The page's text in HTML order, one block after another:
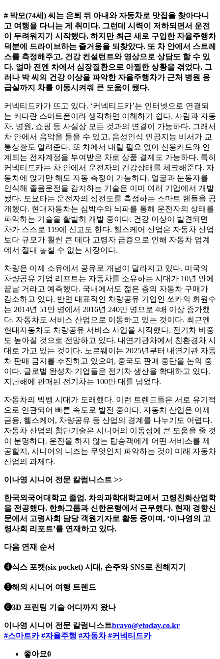
# 박모(74세) 씨는 은퇴 뒤 아내와 자동차로 맛집을 찾아다니
고 여행을 다니는 게 취미다. 그런데 시력이 저하되면서 운전
이 두려워지기 시작했다. 하지만 최근 새로 구입한 자율주행차
덕분에 드라이브하는 즐거움을 되찾았다. 또 차 안에서 스트레
스를 측정해주고, 건강 컨설턴트와 영상으로 상담도 할 수 있
다. 얼마 전엔 차에서 심장질환으로 아찔한 상황을 겪었다. 그
러나 박 씨의 건강 이상을 파악한 자율주행차가 근처 병원 응
급실까지 차를 이동시켜줘 큰 도움이 됐다.
커넥티드카가 뜨고 있다. ‘커넥티드카’는 인터넷으로 연결되
는 커다란 스마트폰이라 생각하면 이해하기 쉽다. 사람과 자동
차, 병원, 쇼핑 등 사실상 모든 것과의 연결이 가능하다. 그래서
차 안에서 음악을 들을 수 있고, 음성인식 인공지능 비서가 교
통상황도 알려준다. 또 차에서 내릴 필요 없이 신용카드와 연
계되는 전자계정을 부여받은 차로 상품 결제도 가능하다. 특히
커넥티드카는 차 안에서 운전자의 건강상태를 체크해준다. 자
동차에 앉기만 해도 자동 측정이 가능하다. 얼굴과 눈동자를
인식해 졸음운전을 감지하는 기술은 이미 여러 기업에서 개발
됐다. 도요타는 운전자의 심전도를 측정하는 스마트 핸들을 공
개했다. 현대자동차는 심박수와 뇌파를 통해 운전자의 상태를
파악하는 기술을 활발히 개발 중이다. 건강 이상이 발견되면
차가 스스로 119에 신고도 한다. 헬스케어 산업은 자동차 산업
보다 규모가 훨씬 큰 데다 고령자 급증으로 인해 자동차 업계
에서 절대 놓칠 수 없는 시장이다.
차량은 이제 소유에서 공유로 개념이 달라지고 있다. 미국의
차량공유 기업 리프트는 자동차를 소유하는 시대가 10년 안에
끝날 거라고 예측했다. 국내에서도 젊은 층의 자동차 구매가
감소하고 있다. 반면 대표적인 차량공유 기업인 쏘카의 회원수
는 2014년 51만 명에서 2016년 240만 명으로 4배 이상 증가했
다. 자동차도 서비스 산업으로 이동하고 있는 것이다. 최근엔
현대자동차도 차량공유 서비스 사업을 시작했다. 전기차 비중
도 높아질 것으로 전망하고 있다. 내연기관차에서 친환경차 시
대로 가고 있는 것이다. 노르웨이는 2025년부터 내연기관 자동
차 판매 금지를 추진하고 있으며, 중국도 판매 중단을 논의 중
이다. 글로벌 완성차 기업들은 전기차 생산을 확대하고 있다.
지난해에 판매된 전기차는 100만 대를 넘었다.
자동차의 빅뱅 시대가 도래했다. 이런 트렌드들은 서로 유기적
으로 연관되어 빠른 속도로 발전 중이다. 자동차 산업은 이제
금융, 헬스케어, 차량공유 등 산업의 경계를 나누기도 어렵다.
자동차 산업의 첨단기술은 시니어의 이동성에 큰 도움을 줄 것
이 분명하다. 운전을 하지 않는 탑승객에게 어떤 서비스를 제
공할지, 시니어의 니즈는 무엇인지 파악하는 것이 미래 자동차
산업의 과제다.
이나영 시니어 전문 칼럼니스트 >>
한국외국어대학교 졸업. 차의과학대학교에서 고령친화산업학
을 전공했다. 한화그룹과 신한은행에서 근무했다. 현재 경향신
문에서 고령사회 담당 객원기자로 활동 중이며, ‘이나영의 고
령사회 리포트’를 연재하고 있다.
다음 연재 순서
❹식스 포켓(six pocket) 시대, 손주와 SNS로 친해지기
❺해외 시니어 여행 트렌드
❻3D 프린팅 기술 어디까지 왔나
이나영 시니어 전문 칼럼니스트bravo@etoday.co.kr
#스마트카 #자율주행 #자동차 #커넥티드카
좋아요0